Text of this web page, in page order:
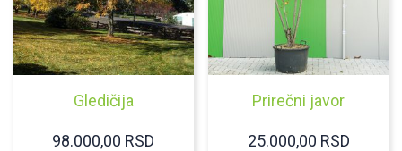
Gledičija
98.000,00 RSD
Prirečni javor
25.000,00 RSD